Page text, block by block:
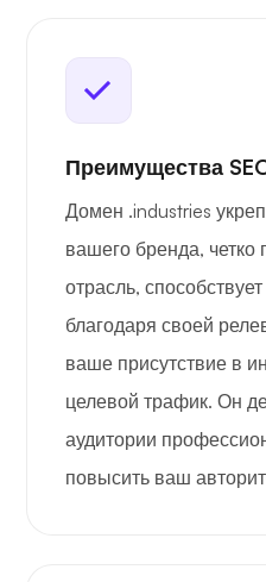
Преимущества
Домен .industries
вашего бренда,
отрасль,
благодаря своей
ваше присутствие в
целевой трафик. Он
аудитории
повысить ваш